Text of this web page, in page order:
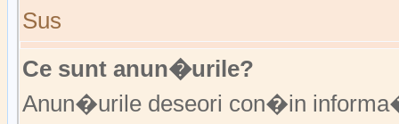
Sus
Ce sunt anun�urile?
Anun�urile deseori con�in